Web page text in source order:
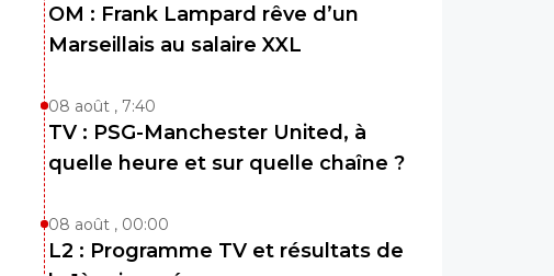
OM : Frank Lampard rêve d’un
Marseillais au salaire XXL
08 août , 7:40
TV : PSG-Manchester United, à
quelle heure et sur quelle chaîne ?
08 août , 00:00
L2 : Programme TV et résultats de